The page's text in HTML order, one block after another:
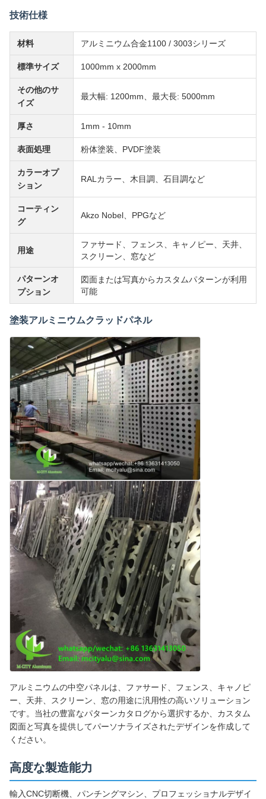
技術仕様
材料 アルミニウム合金1100 / 3003シリーズ
標準サイズ 1000mm x 2000mm
その他のサ
イズ
最大幅: 1200mm、最大長: 5000mm
厚さ 1mm - 10mm
表面処理 粉体塗装、PVDF塗装
カラーオプ
ション
RALカラー、木目調、石目調など
コーティン
グ
Akzo Nobel、PPGなど
用途
ファサード、フェンス、キャノピー、天井、
スクリーン、窓など
パターンオ
プション
図面または写真からカスタムパターンが利用
可能
塗装アルミニウムクラッドパネル
アルミニウムの中空パネルは、ファサード、フェンス、キャノピ
ー、天井、スクリーン、窓の用途に汎用性の高いソリューション
です。当社の豊富なパターンカタログから選択するか、カスタム
図面と写真を提供してパーソナライズされたデザインを作成して
ください。
高度な製造能力
輸入CNC切断機、パンチングマシン、プロフェッショナルデザイ